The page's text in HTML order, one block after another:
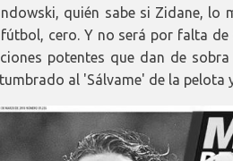
quién sabe si Zidane, lo
fútbol, cero. Y no será por falta
potentes que dan de
al 'Sálvame' de la pelota